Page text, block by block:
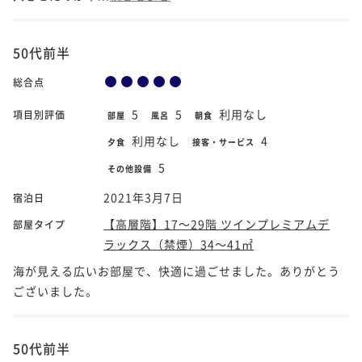
50代前半
総合点
項目別評価 部屋 5 風呂 5 朝食 利用なし
夕食 利用なし 接客・サービス 4
その他設備 5
宿泊日 2021年3月7日
部屋タイプ
【高層階】17～29階 ツインプレミアムデ
ラックス（禁煙）34～41㎡
海が見える広いお部屋で、快適に過ごせました。ありがとう
ございました。
50代前半